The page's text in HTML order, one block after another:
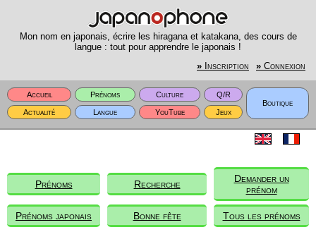
Mon nom en japonais, écrire les hiragana et katakana, des cours de
langue : tout pour apprendre le japonais !
» Inscription » Connexion
Accueil Prénoms Culture
Q/R
Boutique
Actualité
Langue YouTube Jeux
Prénoms Recherche
Demander un
prénom
Prénoms japonais Bonne fête Tous les prénoms